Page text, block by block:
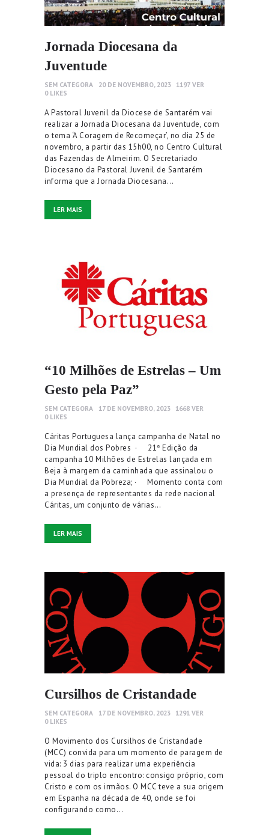
Jornada Diocesana da
Juventude
SEM CATEGORA 20 DE NOVEMBRO, 2023 1197 VER
0 LIKES
A Pastoral Juvenil da Diocese de Santarém vai
realizar a Jornada Diocesana da Juventude, com
o tema ‘A Coragem de Recomeçar’, no dia 25 de
novembro, a partir das 15h00, no Centro Cultural
das Fazendas de Almeirim. O Secretariado
Diocesano da Pastoral Juvenil de Santarém
informa que a Jornada Diocesana…
LER MAIS
“10 Milhões de Estrelas – Um
Gesto pela Paz”
SEM CATEGORA 17 DE NOVEMBRO, 2023 1668 VER
0 LIKES
Cáritas Portuguesa lança campanha de Natal no
Dia Mundial dos Pobres · 21ª Edição da
campanha 10 Milhões de Estrelas lançada em
Beja à margem da caminhada que assinalou o
Dia Mundial da Pobreza; · Momento conta com
a presença de representantes da rede nacional
Cáritas, um conjunto de várias…
LER MAIS
Cursilhos de Cristandade
SEM CATEGORA 17 DE NOVEMBRO, 2023 1291 VER
0 LIKES
O Movimento dos Cursilhos de Cristandade
(MCC) convida para um momento de paragem de
vida: 3 dias para realizar uma experiência
pessoal do triplo encontro: consigo próprio, com
Cristo e com os irmãos. O MCC teve a sua origem
em Espanha na década de 40, onde se foi
configurando como…